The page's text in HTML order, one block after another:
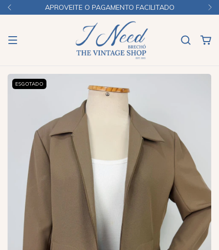
APROVEITE O PAGAMENTO FACILITADO
ESGOTADO